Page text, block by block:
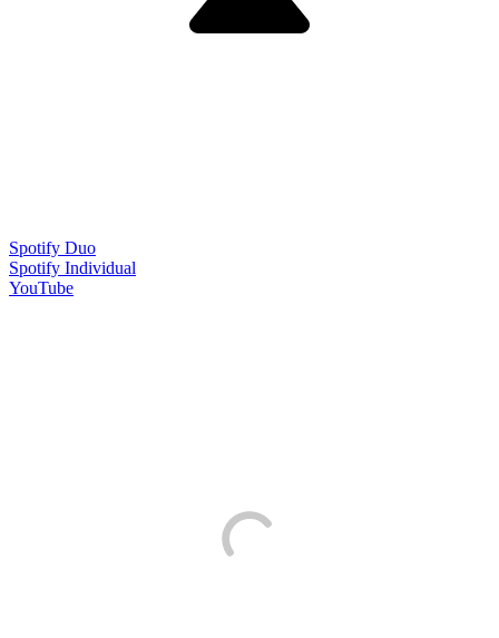
Spotify Duo
Spotify Individual
YouTube